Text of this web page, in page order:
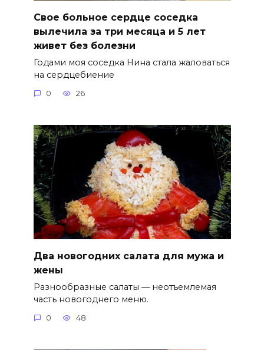
Свое больное сердце соседка
вылечила за три месяца и 5 лет
живет без болезни
Годами моя соседка Нина стала жаловаться
на сердцебиение
0 26
Два новогодних салата для мужа и
жены
Разнообразные салаты — неотъемлемая
часть новогоднего меню.
0 48